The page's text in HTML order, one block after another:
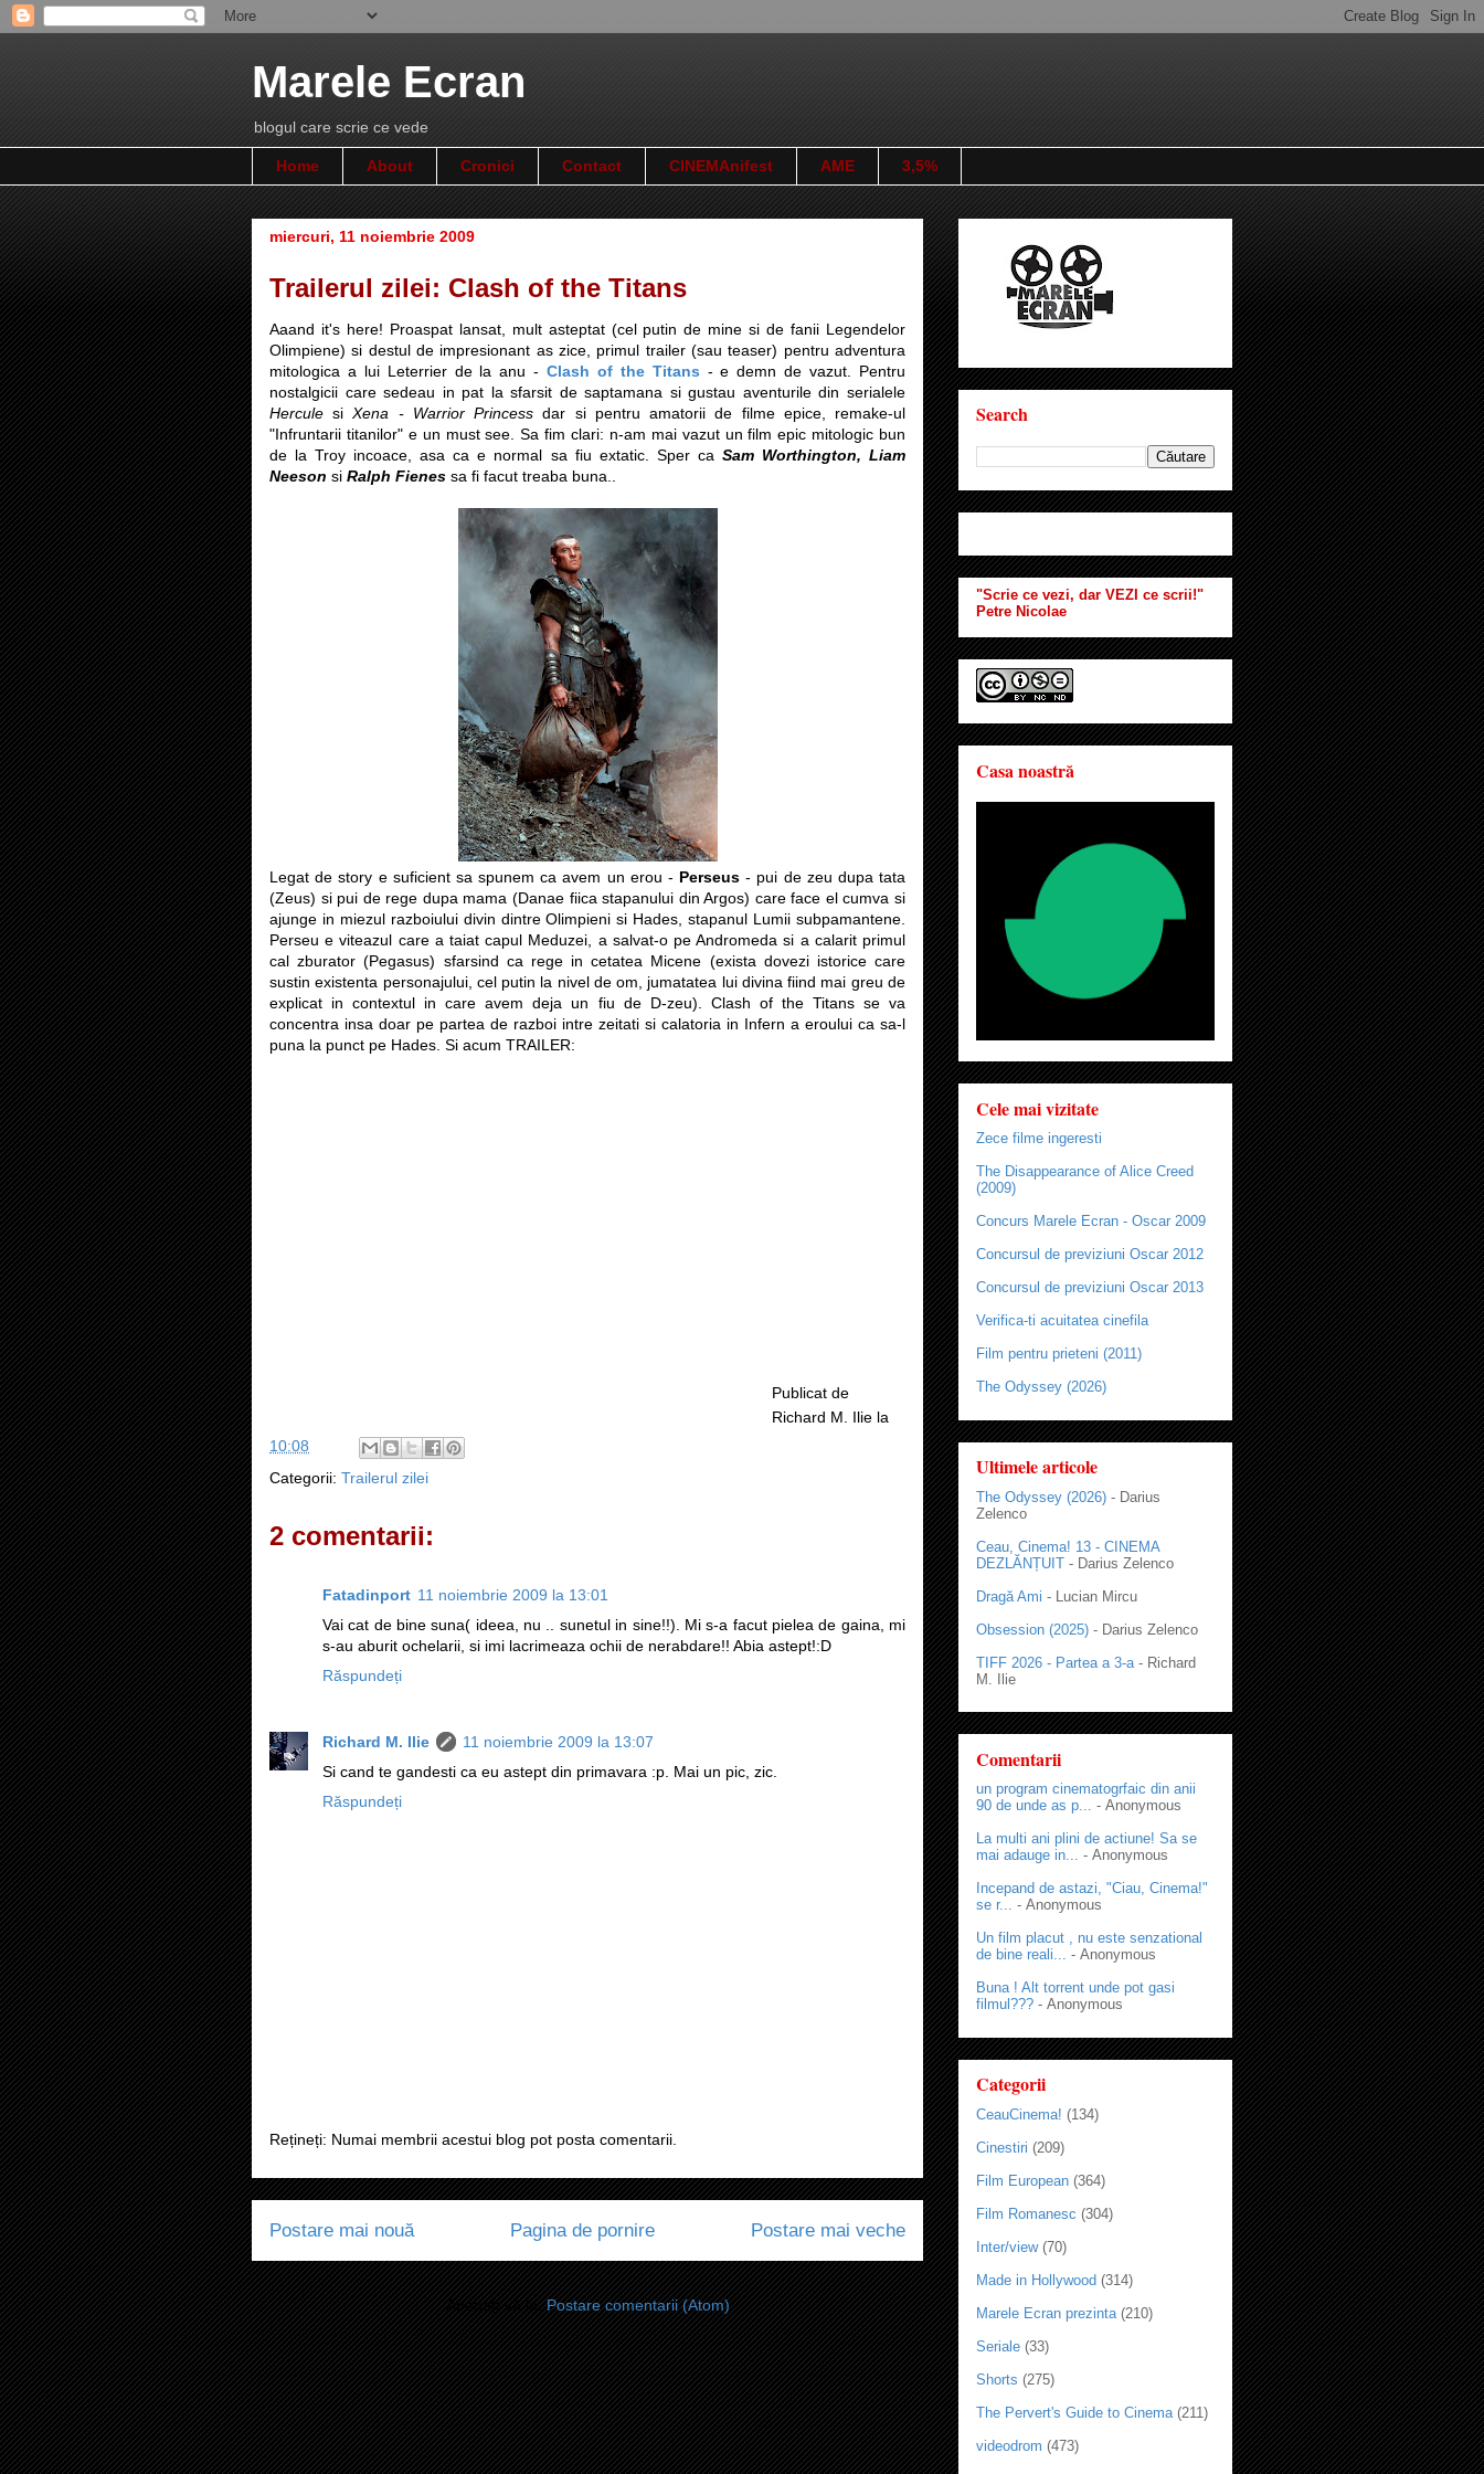
Marele Ecran
blogul care scrie ce vede
Home About Cronici Contact CINEMAnifest AME 3,5%
miercuri, 11 noiembrie 2009
Trailerul zilei: Clash of the Titans
Aaand it's here! Proaspat lansat, mult asteptat (cel putin de mine si de fanii Legendelor
Olimpiene) si destul de impresionant as zice, primul trailer (sau teaser) pentru adventura
mitologica a lui Leterrier de la anu -Clash of the Titans - e demn de vazut. Pentru
nostalgicii care sedeau in pat la sfarsit de saptamana si gustau aventurile din serialele
Hercule siXena - Warrior Princess dar si pentru amatorii de filme epice, remake-ul
"Infruntarii titanilor" e un must see. Sa fim clari: n-am mai vazut un film epic mitologic bun
de la Troy incoace, asa ca e normal sa fiu extatic. Sper ca Sam Worthington, Liam
Neeson si Ralph Fienes sa fi facut treaba buna..
Legat de story e suficient sa spunem ca avem un erou - Perseus - pui de zeu dupa tata
(Zeus) si pui de rege dupa mama (Danae fiica stapanului din Argos) care face el cumva si
ajunge in miezul razboiului divin dintre Olimpieni si Hades, stapanul Lumii subpamantene.
Perseu e viteazul care a taiat capul Meduzei, a salvat-o pe Andromeda si a calarit primul
cal zburator (Pegasus) sfarsind ca rege in cetatea Micene (exista dovezi istorice care
sustin existenta personajului, cel putin la nivel de om, jumatatea lui divina fiind mai greu de
explicat in contextul in care avem deja un fiu de D-zeu). Clash of the Titans se va
concentra insa doar pe partea de razboi intre zeitati si calatoria in Infern a eroului ca sa-l
puna la punct pe Hades. Si acum TRAILER:
Publicat de
Richard M. Ilie la
10:08
Categorii: Trailerul zilei
2 comentarii:
Fatadinport 11 noiembrie 2009 la 13:01
Vai cat de bine suna( ideea, nu .. sunetul in sine!!). Mi s-a facut pielea de gaina, mi
s-au aburit ochelarii, si imi lacrimeaza ochii de nerabdare!! Abia astept!:D
Răspundeți
Richard M. Ilie
11 noiembrie 2009 la 13:07
Si cand te gandesti ca eu astept din primavara :p. Mai un pic, zic.
Răspundeți
Rețineți: Numai membrii acestui blog pot posta comentarii.
Postare mai nouă Postare mai veche
Pagina de pornire
Abonați-vă la:Postare comentarii (Atom)
Search
"Scrie ce vezi, dar VEZI ce scrii!"
Petre Nicolae
Casa noastră
Cele mai vizitate
Zece filme ingeresti
The Disappearance of Alice Creed
(2009)
Concurs Marele Ecran - Oscar 2009
Concursul de previziuni Oscar 2012
Concursul de previziuni Oscar 2013
Verifica-ti acuitatea cinefila
Film pentru prieteni (2011)
The Odyssey (2026)
Ultimele articole
The Odyssey (2026) - Darius
Zelenco
Ceau, Cinema! 13 - CINEMA
DEZLĂNȚUIT - Darius Zelenco
Dragă Ami - Lucian Mircu
Obsession (2025) - Darius Zelenco
TIFF 2026 - Partea a 3-a - Richard
M. Ilie
Comentarii
un program cinematogrfaic din anii
90 de unde as p... - Anonymous
La multi ani plini de actiune! Sa se
mai adauge in... - Anonymous
Incepand de astazi, "Ciau, Cinema!"
se r... - Anonymous
Un film placut , nu este senzational
de bine reali... - Anonymous
Buna ! Alt torrent unde pot gasi
filmul??? - Anonymous
Categorii
CeauCinema! (134)
Cinestiri (209)
Film European (364)
Film Romanesc (304)
Inter/view (70)
Made in Hollywood (314)
Marele Ecran prezinta (210)
Seriale (33)
Shorts (275)
The Pervert's Guide to Cinema (211)
videodrom (473)